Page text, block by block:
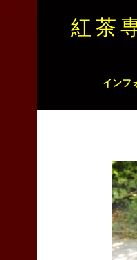
紅茶
紅
専
門
Skip
インフ